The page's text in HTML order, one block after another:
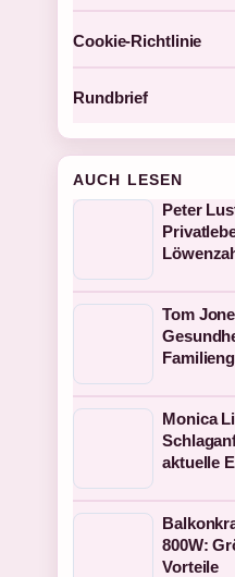
Cookie-Richtlinie
Rundbrief
AUCH LESEN
Peter
Tom
Monica
aktuelle
800W:
Vorteile